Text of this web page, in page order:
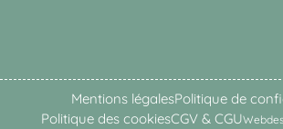
Mentions légalesPolitique de
Politique des cookiesCGV & CGU